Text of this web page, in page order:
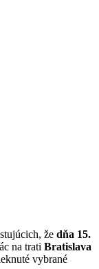
že dňa 15.
na trati Bratislava
vybrané